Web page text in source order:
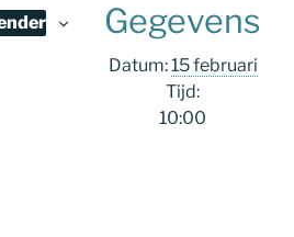
Gegevens
Datum:15 februari
Tijd:
10:00